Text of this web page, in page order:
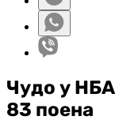
Чудо у НБА
83 поена